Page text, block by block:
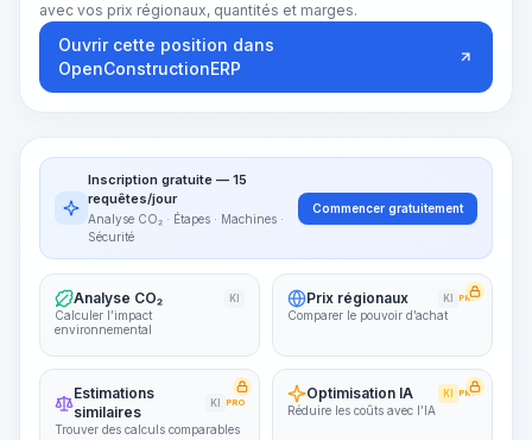
avec vos prix régionaux, quantités et marges.
Ouvrir cette position dans
OpenConstructionERP
Inscription gratuite — 15
requêtes/jour
Analyse CO₂ · Étapes · Machines ·
Sécurité
Commencer gratuitement
Analyse CO₂ KI
Calculer l’impact
environnemental
Prix régionaux KI PRO
Comparer le pouvoir d’achat
Estimations
similaires
KI PRO
Trouver des calculs comparables
Optimisation IA KI PRO
Réduire les coûts avec l’IA